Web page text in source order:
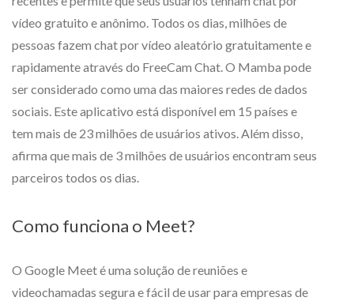
vídeo gratuito e anônimo. Todos os dias, milhões de
pessoas fazem chat por vídeo aleatório gratuitamente e
rapidamente através do FreeCam Chat. O Mamba pode
ser considerado como uma das maiores redes de dados
sociais. Este aplicativo está disponível em 15 países e
tem mais de 23 milhões de usuários ativos. Além disso,
afirma que mais de 3 milhões de usuários encontram seus
parceiros todos os dias.
Como funciona o Meet?
O Google Meet é uma solução de reuniões e
videochamadas segura e fácil de usar para empresas de